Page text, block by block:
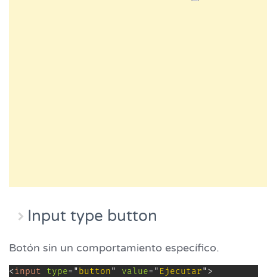
Input type button
Botón sin un comportamiento específico.
<input type= " button" value= " Ejecutar">